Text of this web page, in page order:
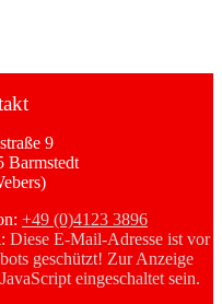
9
Barmstedt
+49 (0)4123 3896
Diese E-Mail-Adresse ist vor
geschützt! Zur Anzeige
eingeschaltet sein.